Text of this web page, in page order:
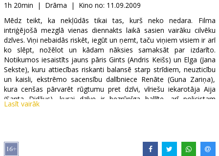
B2B
Kino
Klubs
1h 20min | Drāma | Kino no: 11.09.2009
Mēdz teikt, ka nekļūdās tikai tas, kurš neko nedara. Filma
intriģējošā mezglā vienas diennakts laikā sasien vairāku cilvēku
dzīves. Viņi nebaidās riskēt, iegūt un ņemt, taču viņiem visiem ir arī
ko slēpt, nožēlot un kādam nāksies samaksāt par izdarīto.
Notikumos iesaistīts jauns pāris Gints (Andris Keišs) un Elga (Jana
Sekste), kuru attiecības riskanti balansē starp strīdiem, neuzticību
un kaisli, ekstrēmo sacensību dalībniece Renāte (Guna Zariņa),
kura cenšas pārvarēt rūgtumu pret dzīvi, vīriešu iekarotāja Aija
(Santa Didžus), kurai dzīve ir bezrūpīga ballīte, arī policistam
Krastam (Rolands Zagorskis) raibā nakts atsauc atmiņas, ko viņš
Lasīt vairāk